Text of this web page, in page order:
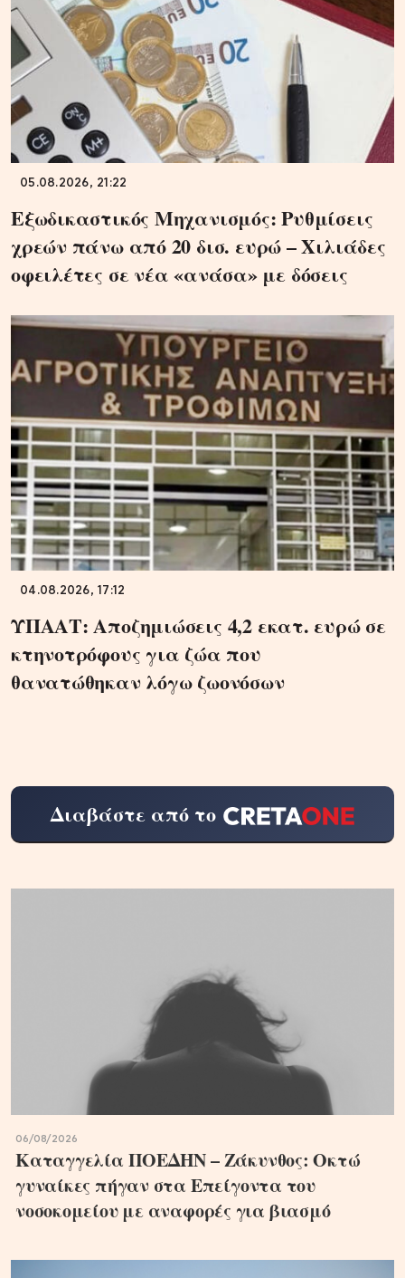
05.08.2026, 21:22
Εξωδικαστικός Μηχανισμός: Ρυθμίσεις
χρεών πάνω από 20 δισ. ευρώ – Χιλιάδες
οφειλέτες σε νέα «ανάσα» με δόσεις
04.08.2026, 17:12
ΥΠΑΑΤ: Αποζημιώσεις 4,2 εκατ. ευρώ σε
κτηνοτρόφους για ζώα που
θανατώθηκαν λόγω ζωονόσων
Διαβάστε από το
06/08/2026
Καταγγελία ΠΟΕΔΗΝ – Ζάκυνθος: Οκτώ
γυναίκες πήγαν στα Επείγοντα του
νοσοκομείου με αναφορές για βιασμό